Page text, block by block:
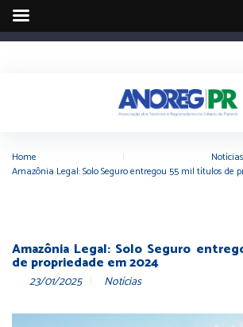
Home Notícias
Amazônia Legal: Solo Seguro entregou 55 mil títulos de
Amazônia Legal: Solo Seguro
de propriedade em 2024
23/01/2025 Notícias